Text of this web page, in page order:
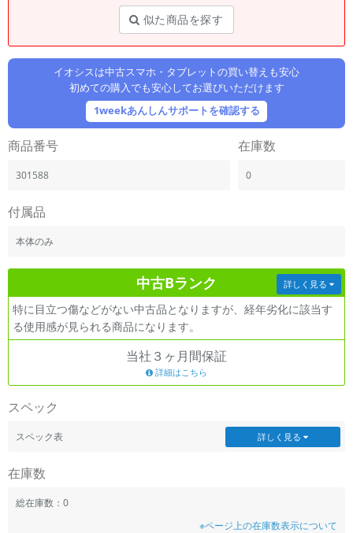
似た商品を探す
イオシスは中古スマホ・タブレットの買い替えも安心
初めての購入でも安心してお選びいただけます
1weekあんしんサポートを確認する
商品番号
301588
在庫数
0
付属品
本体のみ
中古Bランク
特に目立つ傷などがない中古品となりますが、経年劣化に該当す
る使用感が見られる商品になります。
詳しく見る
当社３ヶ月間保証
詳細はこちら
スペック
スペック表 詳しく見る
在庫数
総在庫数：0
※ページ上の在庫数表示について
「Apple」「SONY」「SHARP」など
機能・特徴
商品の搭載機能による絞り込み
「5G対応」「防水」「ワンセグ」など
ドライブ
ドライブの絞り込み
ランク
「新品」「未使用」「中古」など
CPU
OSの絞り込み
メモリ